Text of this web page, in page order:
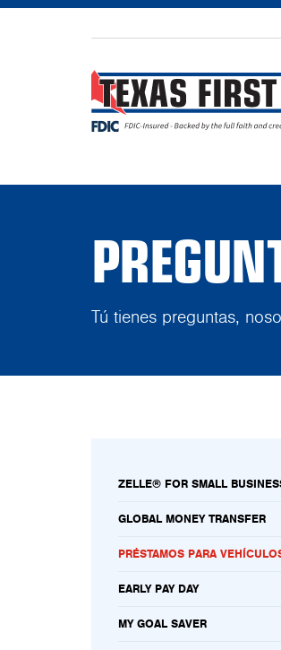
Tú tienes preguntas,
ZELLE® FOR SMALL
GLOBAL MONEY TRANSFER
PRÉSTAMOS PARA
EARLY PAY DAY
MY GOAL SAVER